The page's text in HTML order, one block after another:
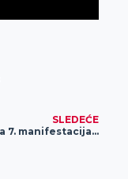
SLEDEĆE
Održana 7. manifestacija „Oklagija fest“ održana